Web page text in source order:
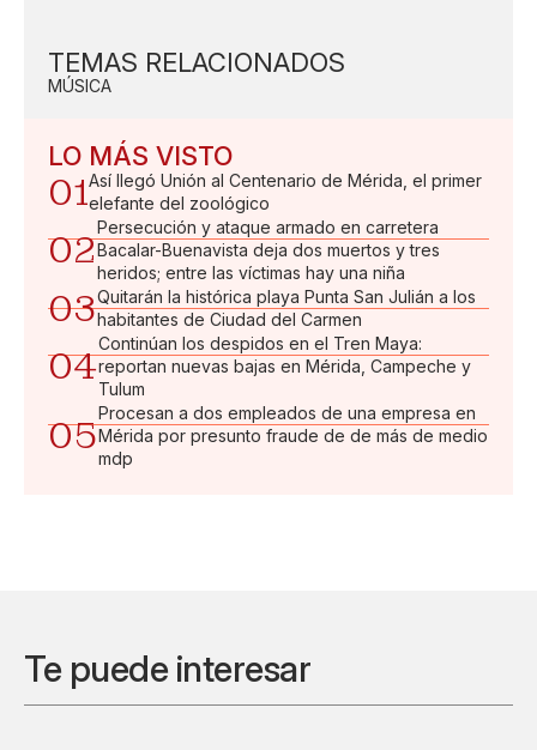
TEMAS RELACIONADOS
MÚSICA
LO MÁS VISTO
01Así llegó Unión al Centenario de Mérida, el primer
elefante del zoológico
02
Persecución y ataque armado en carretera
Bacalar-Buenavista deja dos muertos y tres
heridos; entre las víctimas hay una niña
03Quitarán la histórica playa Punta San Julián a los
habitantes de Ciudad del Carmen
04
Continúan los despidos en el Tren Maya:
reportan nuevas bajas en Mérida, Campeche y
Tulum
05
Procesan a dos empleados de una empresa en
Mérida por presunto fraude de de más de medio
mdp
Te puede interesar